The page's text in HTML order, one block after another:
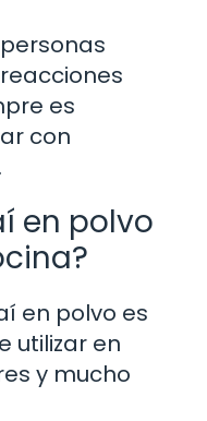
es
con
en polvo
en polvo es
utilizar en
y mucho